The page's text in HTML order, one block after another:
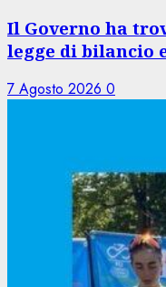
Il Governo ha
legge di bilancio
7 Agosto 2026 0